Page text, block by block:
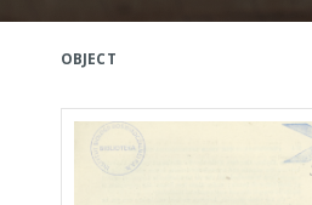
OBJECT